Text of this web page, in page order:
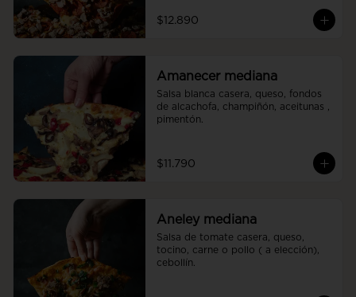
$12.890
Amanecer mediana
Salsa blanca casera, queso, fondos
de alcachofa, champiñón, aceitunas ,
pimentón.
$11.790
Aneley mediana
Salsa de tomate casera, queso,
tocino, carne o pollo ( a elección),
cebollín.